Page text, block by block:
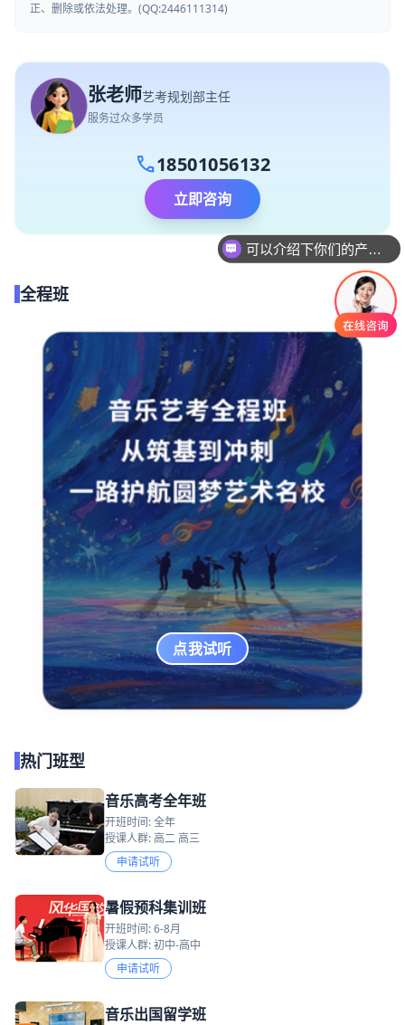
正、删除或依法处理。(QQ:2446111314)
张老师艺考规划部主任
服务过众多学员
call18501056132
立即咨询
全程班
点我试听
热门班型
音乐高考全年班
开班时间: 全年
授课人群: 高二 高三
申请试听
暑假预科集训班
开班时间: 6-8月
授课人群: 初中-高中
申请试听
音乐出国留学班
你们是怎么收费的呢